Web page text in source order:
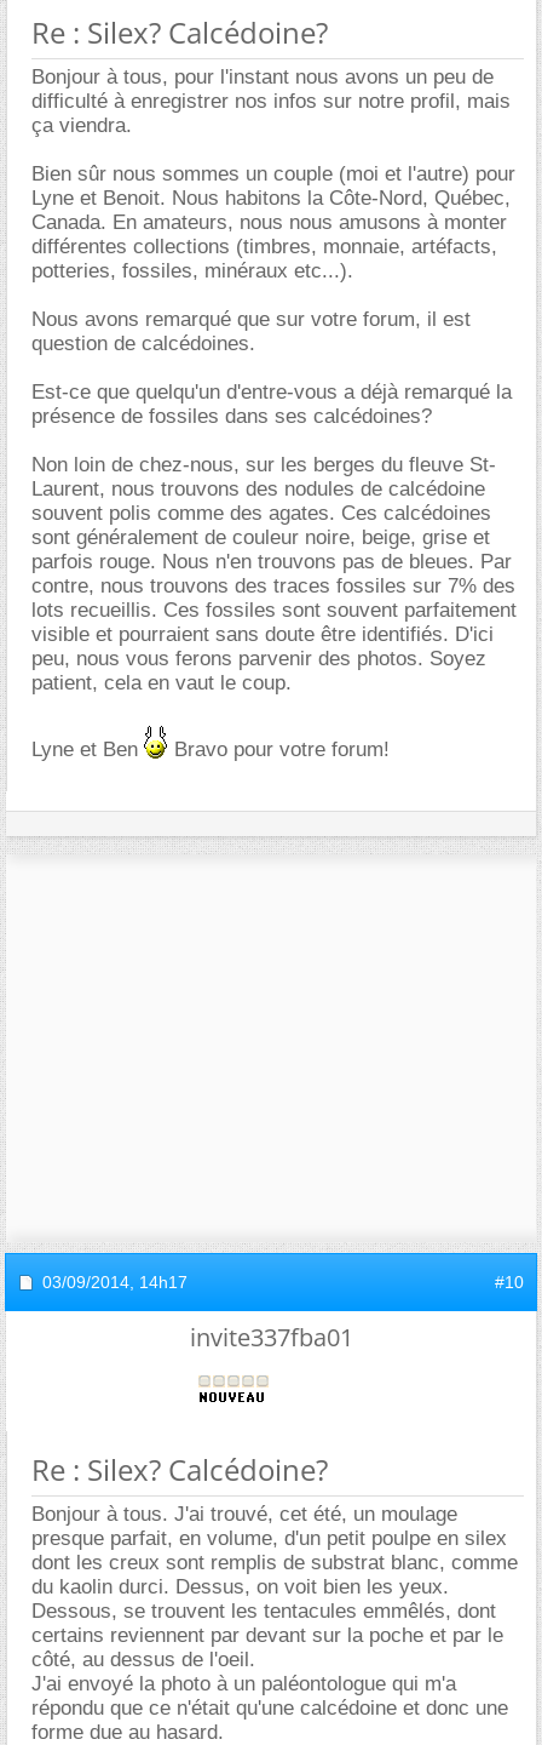
Re : Silex? Calcédoine?
Bonjour à tous, pour l'instant nous avons un peu de
difficulté à enregistrer nos infos sur notre profil, mais
ça viendra.
Bien sûr nous sommes un couple (moi et l'autre) pour
Lyne et Benoit. Nous habitons la Côte-Nord, Québec,
Canada. En amateurs, nous nous amusons à monter
différentes collections (timbres, monnaie, artéfacts,
potteries, fossiles, minéraux etc...).
Nous avons remarqué que sur votre forum, il est
question de calcédoines.
Est-ce que quelqu'un d'entre-vous a déjà remarqué la
présence de fossiles dans ses calcédoines?
Non loin de chez-nous, sur les berges du fleuve St-
Laurent, nous trouvons des nodules de calcédoine
souvent polis comme des agates. Ces calcédoines
sont généralement de couleur noire, beige, grise et
parfois rouge. Nous n'en trouvons pas de bleues. Par
contre, nous trouvons des traces fossiles sur 7% des
lots recueillis. Ces fossiles sont souvent parfaitement
visible et pourraient sans doute être identifiés. D'ici
peu, nous vous ferons parvenir des photos. Soyez
patient, cela en vaut le coup.
Lyne et Ben Bravo pour votre forum!
03/09/2014, 14h17 #10
invite337fba01
Re : Silex? Calcédoine?
Bonjour à tous. J'ai trouvé, cet été, un moulage
presque parfait, en volume, d'un petit poulpe en silex
dont les creux sont remplis de substrat blanc, comme
du kaolin durci. Dessus, on voit bien les yeux.
Dessous, se trouvent les tentacules emmêlés, dont
certains reviennent par devant sur la poche et par le
côté, au dessus de l'oeil.
J'ai envoyé la photo à un paléontologue qui m'a
répondu que ce n'était qu'une calcédoine et donc une
forme due au hasard.